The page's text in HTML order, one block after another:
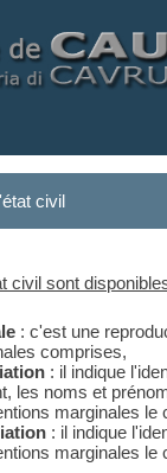
civil
civil sont
: c'est une
comprises,
: il indique
les noms et
marginales le
: il indique
marginales le